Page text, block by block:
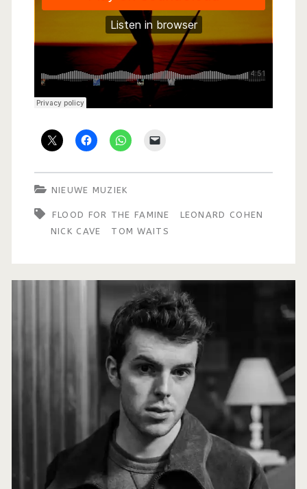
NIEUWE MUZIEK
FLOOD FOR THE FAMINE
LEONARD COHEN
NICK CAVE
TOM WAITS